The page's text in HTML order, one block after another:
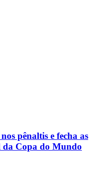
pênaltis e fecha as
da Copa do Mundo